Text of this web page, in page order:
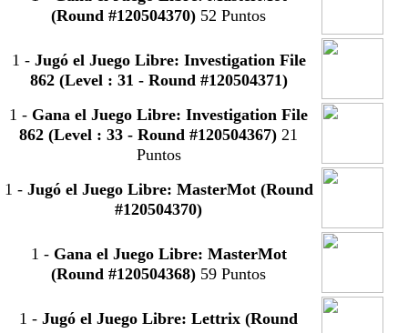
(Round #120504370) 52 Puntos
1 - Jugó el Juego Libre: Investigation File
862 (Level : 31 - Round #120504371)
1 - Gana el Juego Libre: Investigation File
862 (Level : 33 - Round #120504367) 21
Puntos
1 - Jugó el Juego Libre: MasterMot (Round
#120504370)
1 - Gana el Juego Libre: MasterMot
(Round #120504368) 59 Puntos
1 -Jugó el Juego Libre: Lettrix (Round